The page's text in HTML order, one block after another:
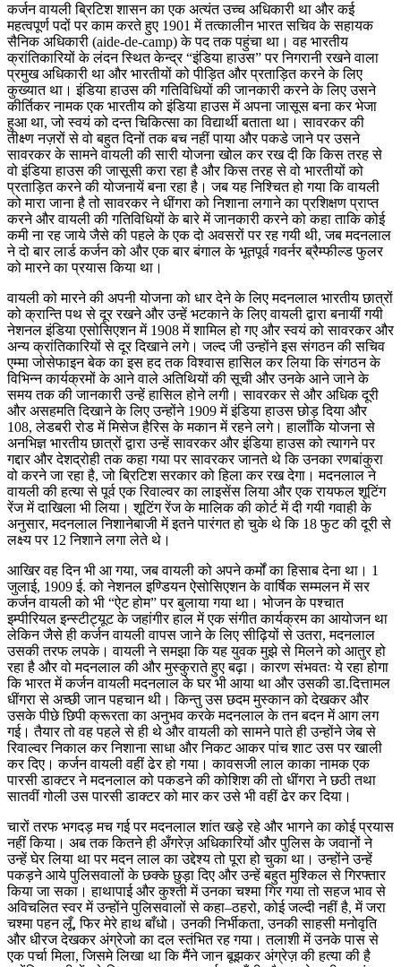
कर्जन वायली ब्रिटिश शासन का एक अत्यंत उच्च अधिकारी था और कई
महत्वपूर्ण पदों पर काम करते हुए 1901 में तत्कालीन भारत सचिव के सहायक
सैनिक अधिकारी (aide-de-camp) के पद तक पहुंचा था। वह भारतीय
क्रांतिकारियों के लंदन स्थित केन्द्र “इंडिया हाउस” पर निगरानी रखने वाला
प्रमुख अधिकारी था और भारतीयों को पीड़ित और प्रताड़ित करने के लिए
कुख्यात था। इंडिया हाउस की गतिविधियों की जानकारी करने के लिए उसने
कीर्तिकर नामक एक भारतीय को इंडिया हाउस में अपना जासूस बना कर भेजा
हुआ था, जो स्वयं को दन्त चिकित्सा का विद्यार्थी बताता था। सावरकर की
तीक्ष्ण नज़रों से वो बहुत दिनों तक बच नहीं पाया और पकडे जाने पर उसने
सावरकर के सामने वायली की सारी योजना खोल कर रख दी कि किस तरह से
वो इंडिया हाउस की जासूसी करा रहा है और किस तरह से वो भारतीयों को
प्रताड़ित करने की योजनायें बना रहा है। जब यह निश्चित हो गया कि वायली
को मारा जाना है तो सावरकर ने धींगरा को निशाना लगाने का प्रशिक्षण प्राप्त
करने और वायली की गतिविधियों के बारे में जानकारी करने को कहा ताकि कोई
कमी ना रह जाये जैसे की पहले के एक दो अवसरों पर रह गयी थी, जब मदनलाल
ने दो बार लार्ड कर्जन को और एक बार बंगाल के भूतपूर्व गवर्नर ब्रैम्फील्ड फुलर
को मारने का प्रयास किया था।
वायली को मारने की अपनी योजना को धार देने के लिए मदनलाल भारतीय छात्रों
को क्रान्ति पथ से दूर रखने और उन्हें भटकाने के लिए वायली द्वारा बनायीं गयी
नेशनल इंडिया एसोसिएशन में 1908 में शामिल हो गए और स्वयं को सावरकर और
अन्य क्रांतिकारियों से दूर दिखाने लगे। जल्द जी उन्होंने इस संगठन की सचिव
एम्मा जोसेफाइन बेक का इस हद तक विश्वास हासिल कर लिया कि संगठन के
विभिन्न कार्यक्रमों के आने वाले अतिथियों की सूची और उनके आने जाने के
समय तक की जानकारी उन्हें हासिल होने लगी। सावरकर से और अधिक दूरी
और असहमति दिखाने के लिए उन्होंने 1909 में इंडिया हाउस छोड़ दिया और
108, लेडबरी रोड में मिसेज हैरिस के मकान में रहने लगे। हालाँकि योजना से
अनभिज्ञ भारतीय छात्रों द्वारा उन्हें सावरकर और इंडिया हाउस को त्यागने पर
गद्दार और देशद्रोही तक कहा गया पर सावरकर जानते थे कि उनका रणबांकुरा
वो करने जा रहा है, जो ब्रिटिश सरकार को हिला कर रख देगा। मदनलाल ने
वायली की हत्या से पूर्व एक रिवाल्वर का लाइसेंस लिया और एक रायफल शूटिंग
रेंज में दाखिला भी लिया। शूटिंग रेंज के मालिक की कोर्ट में दी गयी गवाही के
अनुसार, मदनलाल निशानेबाजी में इतने पारंगत हो चुके थे कि 18 फुट की दूरी से
लक्ष्य पर 12 निशाने लगा लेते थे।
आखिर वह दिन भी आ गया, जब वायली को अपने कर्मों का हिसाब देना था। 1
जुलाई, 1909 ई. को नेशनल इण्डियन ऐसोसिएशन के वार्षिक सम्मलन में सर
कर्जन वायली को भी “ऐट होम” पर बुलाया गया था। भोजन के पश्चात
इम्पीरियल इन्स्टीट्यूट के जहांगीर हाल में एक संगीत कार्यक्रम का आयोजन था
लेकिन जैसे ही कर्जन वायली वापस जाने के लिए सीढ़ियों से उतरा, मदनलाल
उसकी तरफ लपके। वायली ने समझा कि यह युवक मुझे से मिलने को आतुर हो
रहा है और वो मदनलाल की और मुस्कुराते हुए बढ़ा। कारण संभवतः ये रहा होगा
कि भारत में कर्जन वायली मदनलाल के घर भी आया था और उसकी डा.दित्तामल
धींगरा से अच्छी जान पहचान थी। किन्तु उस छदम मुस्कान को देखकर और
उसके पीछे छिपी क्रूरता का अनुभव करके मदनलाल के तन बदन में आग लग
गई। तैयार तो वह पहले से ही थे और वायली को सामने पाते ही उन्होंने जेब से
रिवाल्वर निकाल कर निशाना साधा और निकट आकर पांच शाट उस पर खाली
कर दिए। कर्जन वायली वहीं ढेर हो गया। कावसजी लाल काका नामक एक
पारसी डाक्टर ने मदनलाल को पकडने की कोशिश की तो धींगरा ने छठी तथा
सातवीं गोली उस पारसी डाक्टर को मार कर उसे भी वहीं ढेर कर दिया।
चारों तरफ भगदड़ मच गई पर मदनलाल शांत खड़े रहे और भागने का कोई प्रयास
नहीं किया। अब तक कितने ही अँगरेज़ अधिकारियों और पुलिस के जवानों ने
उन्हें घेर लिया था पर मदन लाल का उद्देश्य तो पूरा हो चुका था। उन्होंने उन्हें
पकड़ने आये पुलिसवालों के छक्के छुड़ा दिए और उन्हें बहुत मुश्किल से गिरफ्तार
किया जा सका। हाथापाई और कुश्ती में उनका चश्मा गिर गया तो सहज भाव से
अविचलित स्वर में उन्होंने पुलिसवालों से कहा–ठहरो, कोई जल्दी नहीं है, में जरा
चश्मा पहन लूँ, फिर मेरे हाथ बाँधो। उनकी निर्भीकता, उनकी साहसी मनोवृति
और धीरज देखकर अंग्रेजो का दल स्तंभित रह गया। तलाशी में उनके पास से
एक पर्चा मिला, जिसमे लिखा था कि मैंने जान बूझकर अंग्रेज़ की हत्या की है